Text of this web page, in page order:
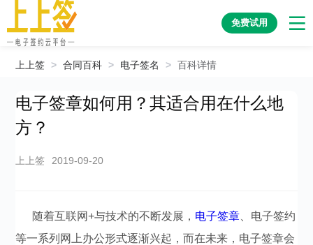
免费试用
上上签 > 合同百科 > 电子签名 > 百科详情
电子签章如何用？其适合用在什么地
方？
上上签 2019-09-20
随着互联网+与技术的不断发展， 电子签章 、电子签约
等一系列网上办公形式逐渐兴起，而在未来，电子签章会